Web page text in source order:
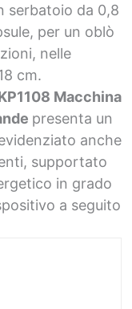
serbatoio da 0,8
per un oblò
nelle
cm.
Macchina
presenta un
anche
supportato
in grado
a seguito